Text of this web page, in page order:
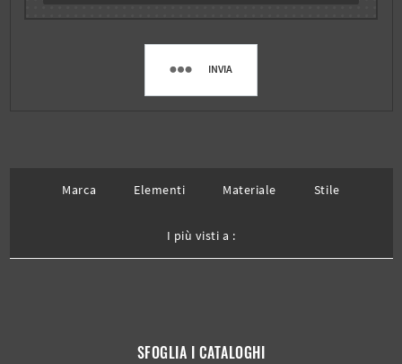
INVIA
Marca Elementi Materiale Stile
I più visti a :
SFOGLIA I CATALOGHI